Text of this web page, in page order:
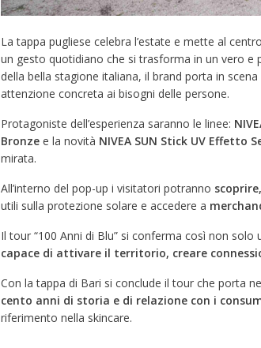
La tappa pugliese celebra l’estate e mette al centro
un gesto quotidiano che si trasforma in un vero e
della bella stagione italiana, il brand porta in
attenzione concreta ai bisogni delle persone.
Protagoniste dell’esperienza saranno le linee:
Bronzee la novità NIVEA SUN Stick UV Effetto
mirata.
All’interno del pop-up i visitatori potranno
utili sulla protezione solare e accedere a
Il tour “100 Anni di Blu” si conferma così non solo
capace di attivare il territorio, creare
Con la tappa di Bari si conclude il tour che porta
cento anni di storia e di relazione con i
riferimento nella skincare.